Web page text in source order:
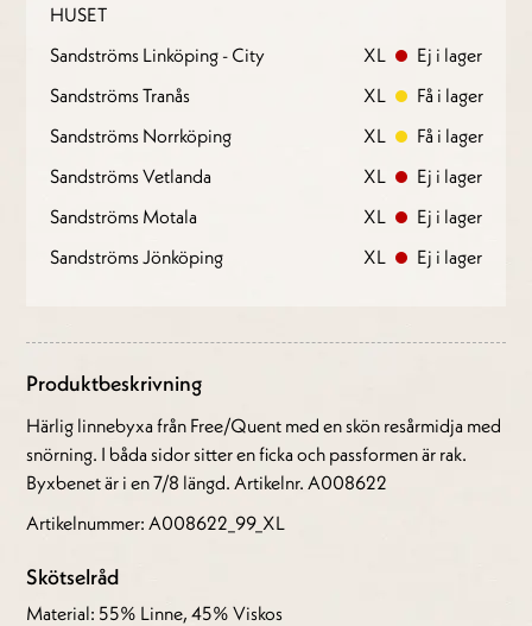
HUSET
Sandströms Linköping - City XL
Ej i lager
Sandströms Tranås
XL
Få i lager
Sandströms Norrköping
XL
Få i lager
Sandströms Vetlanda
XL
Ej i lager
Sandströms Motala
XL
Ej i lager
Sandströms Jönköping
XL Ej i lager
Produktbeskrivning
Härlig linnebyxa från Free/Quent med en skön resårmidja med
snörning. I båda sidor sitter en ficka och passformen är rak.
Byxbenet är i en 7/8 längd. Artikelnr. A008622
Artikelnummer: A008622_99_XL
Skötselråd
Material: 55% Linne, 45% Viskos